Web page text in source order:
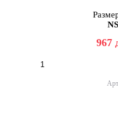
967